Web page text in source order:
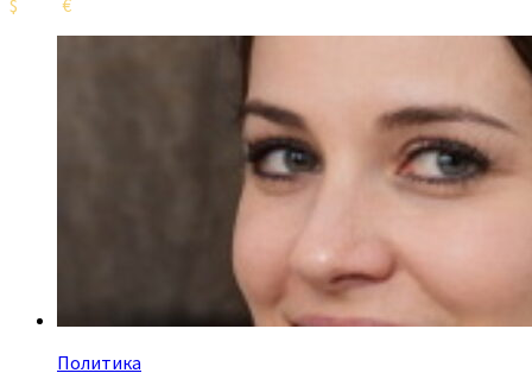
$
€
Политика